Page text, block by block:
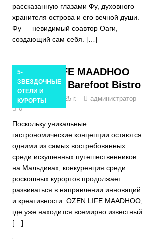
рассказанную глазами Фу, духовного
хранителя острова и его вечной души.
Фу — невидимый соавтор Оаги,
создающий сам себя. […]
5-
ЗВЕЗДОЧНЫЕ
ОТЕЛИ И
КУРОРТЫ
OZEN LIFE MAADHOO
открывает Barefoot Bistro
10 сентября 2025 г.
администратор
0
Поскольку уникальные
гастрономические концепции остаются
одними из самых востребованных
среди искушенных путешественников
на Мальдивах, конкуренция среди
роскошных курортов продолжает
развиваться в направлении инноваций
и креативности. OZEN LIFE MAADHOO,
где уже находится всемирно известный
[…]